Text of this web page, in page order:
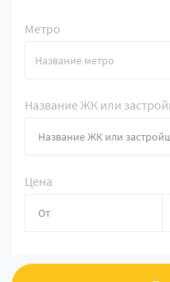
Метро
Название ЖК или
Цена